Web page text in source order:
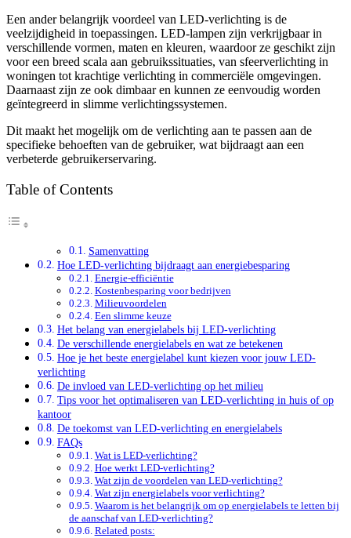
Een ander belangrijk voordeel van LED-verlichting is de
veelzijdigheid in toepassingen. LED-lampen zijn verkrijgbaar in
verschillende vormen, maten en kleuren, waardoor ze geschikt zijn
voor een breed scala aan gebruikssituaties, van sfeerverlichting in
woningen tot krachtige verlichting in commerciële omgevingen.
Daarnaast zijn ze ook dimbaar en kunnen ze eenvoudig worden
geïntegreerd in slimme verlichtingssystemen.
Dit maakt het mogelijk om de verlichting aan te passen aan de
specifieke behoeften van de gebruiker, wat bijdraagt aan een
verbeterde gebruikerservaring.
Table of Contents
Samenvatting
Hoe LED-verlichting bijdraagt aan energiebesparing
Energie-efficiëntie
Kostenbesparing voor bedrijven
Milieuvoordelen
Een slimme keuze
Het belang van energielabels bij LED-verlichting
De verschillende energielabels en wat ze betekenen
Hoe je het beste energielabel kunt kiezen voor jouw LED-
verlichting
De invloed van LED-verlichting op het milieu
Tips voor het optimaliseren van LED-verlichting in huis of op
kantoor
De toekomst van LED-verlichting en energielabels
FAQs
Wat is LED-verlichting?
Hoe werkt LED-verlichting?
Wat zijn de voordelen van LED-verlichting?
Wat zijn energielabels voor verlichting?
Waarom is het belangrijk om op energielabels te letten bij
de aanschaf van LED-verlichting?
Related posts: